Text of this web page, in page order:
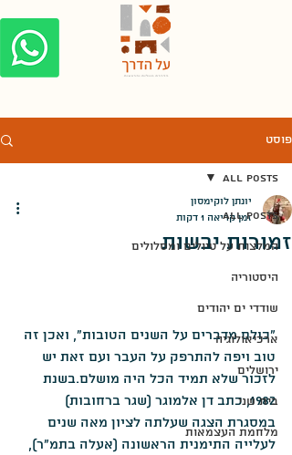
פוסט
All Posts
המלצות על טיולים ומסלולים
היסטוריה
שודדי ים יהודים
ארכיאולוגיה
ירושלים
בית שני
מלחמת העצמאות
All Posts
זמורות יבשות
יונתן לוקימסון
זמן קריאה 1 דקות
"כולם מדברים על השנים הטובות", ואכן זה
טוב ויפה להתרפק על העבר ועם זאת יש
לזכור שלא תמיד הכל היה מושלם.בשנת
1982, כתב דן אלמוגר (שגר ברחובות)
במסגרת הצגה שעלתה לציון מאה שנים
לעלייה התימנית הראשונה (אעלה בתמ"ר),